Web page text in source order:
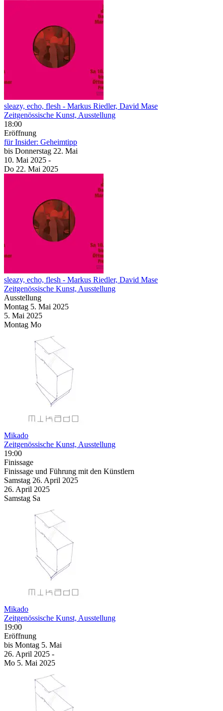
sleazy, echo, flesh - Markus Riedler, David Mase
Zeitgenössische Kunst, Ausstellung
18:00
Eröffnung
für Insider: Geheimtipp
bis Donnerstag 22. Mai
10. Mai 2025 -
Do 22. Mai 2025
sleazy, echo, flesh - Markus Riedler, David Mase
Zeitgenössische Kunst, Ausstellung
Ausstellung
Montag 5. Mai 2025
5. Mai 2025
Montag Mo
Mikado
Zeitgenössische Kunst, Ausstellung
19:00
Finissage
Finissage und Führung mit den Künstlern
Samstag 26. April 2025
26. April 2025
Samstag Sa
Mikado
Zeitgenössische Kunst, Ausstellung
19:00
Eröffnung
bis Montag 5. Mai
26. April 2025 -
Mo 5. Mai 2025